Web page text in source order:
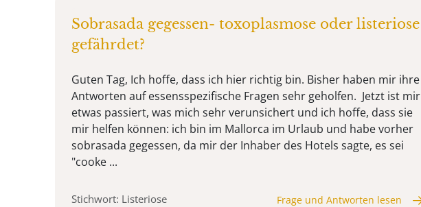
Sobrasada gegessen- toxoplasmose oder listeriose
gefährdet?
Guten Tag, Ich hoffe, dass ich hier richtig bin. Bisher haben mir ihre
Antworten auf essensspezifische Fragen sehr geholfen. Jetzt ist mir
etwas passiert, was mich sehr verunsichert und ich hoffe, dass sie
mir helfen können: ich bin im Mallorca im Urlaub und habe vorher
sobrasada gegessen, da mir der Inhaber des Hotels sagte, es sei
"cooke ...
Stichwort: Listeriose Frage und Antworten lesen